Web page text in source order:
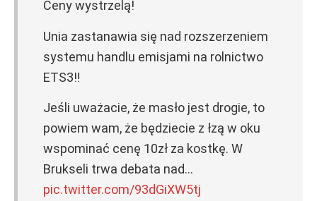
Ceny wystrzelą!
Unia zastanawia się nad rozszerzeniem
systemu handlu emisjami na rolnictwo
ETS3‼️
Jeśli uważacie, że masło jest drogie, to
powiem wam, że będziecie z łzą w oku
wspominać cenę 10zł za kostkę. W
Brukseli trwa debata nad…
pic.twitter.com/93dGiXW5tj